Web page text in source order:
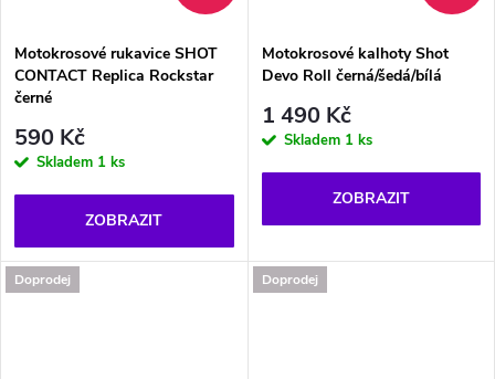
Motokrosové rukavice SHOT
CONTACT Replica Rockstar
černé
590 Kč
Skladem 1 ks
ZOBRAZIT
Motokrosové kalhoty Shot
Devo Roll černá/šedá/bílá
1 490 Kč
Skladem 1 ks
ZOBRAZIT
Doprodej Doprodej